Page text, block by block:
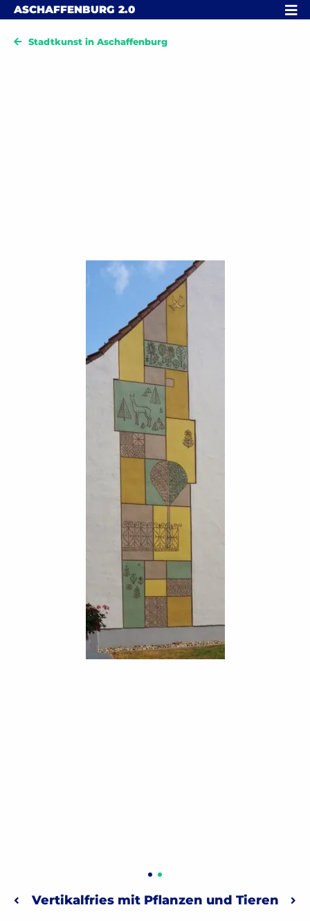
Skip to content
ASCHAFFENBURG 2.0 MENÜ
Stadtkunst in Aschaffenburg
Beitragsnavigation
Vorheriger: Sankt Florian
Vertikalfries mit Pflanzen und Tieren